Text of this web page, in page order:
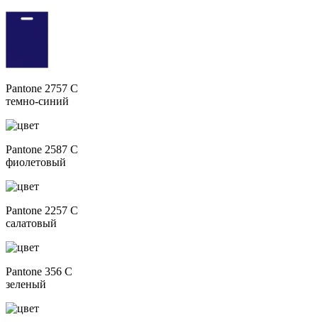
Pantone 2757 C
темно-синий
Pantone 2587 C
фиолетовый
Pantone 2257 C
салатовый
Pantone 356 C
зеленый